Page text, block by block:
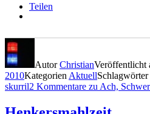
Teilen
AutorChristianVeröffentlicht
2010Kategorien AktuellSchlagwörter
skurril2 Kommentare zu Ach,